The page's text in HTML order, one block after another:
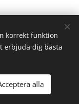
289 93 Broby
korrekt funktion
erbjuda dig bästa
alla